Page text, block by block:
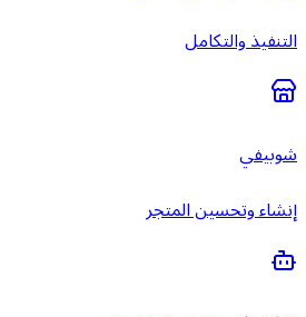
التنفيذ والتكامل
شوبيفي
إنشاء وتحسين المتجر